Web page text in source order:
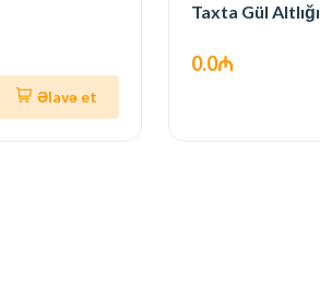
Əlavə et
Taxta Gül Altlığı
0.0₼